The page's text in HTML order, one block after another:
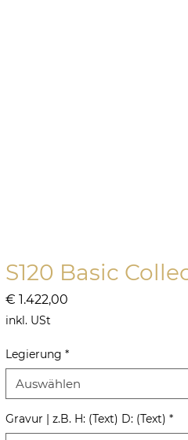
S120 Basic
€ 1.422,00
inkl. USt
Legierung *
Auswählen
Gravur | z.B. H: (Text) D: (Text) *